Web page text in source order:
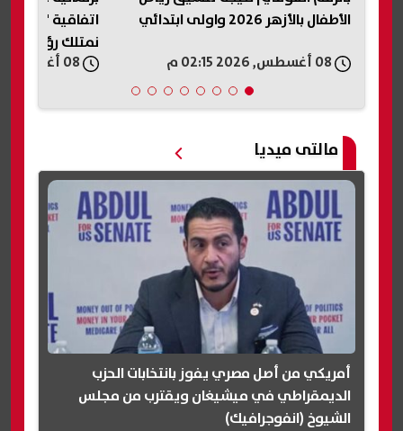
الأطفال بالأزهر 2026 واولى ابتدائي
اتفاقية "مكة
نمتلك رؤية
خط أحمر
مالتى ميديا
أمريكي من أصل مصري يفوز بانتخابات الحزب
الديمقراطي في ميشيغان ويقترب من مجلس
الشيوخ (انفوجرافيك)